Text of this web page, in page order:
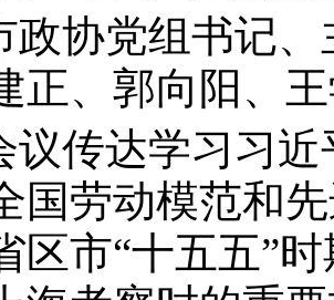
政协党组书记
正、郭向阳、
议传达学习习
国劳动模范和
区市“十五五”